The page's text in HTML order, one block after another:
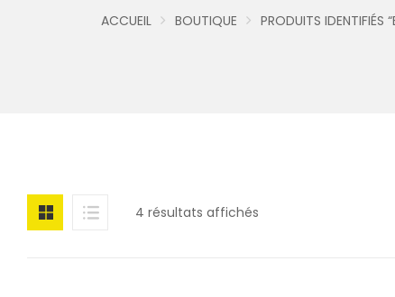
ACCUEIL BOUTIQUE PRODUITS IDENTIFIÉS
4 résultats affichés